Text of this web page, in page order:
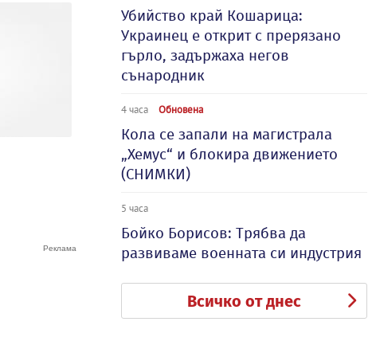
Убийство край Кошарица:
Украинец е открит с прерязано
гърло, задържаха негов
сънародник
4 часа Обновена
Кола се запали на магистрала
„Хемус“ и блокира движението
(СНИМКИ)
5 часа
Бойко Борисов: Трябва да
развиваме военната си индустрия
Всичко от днес